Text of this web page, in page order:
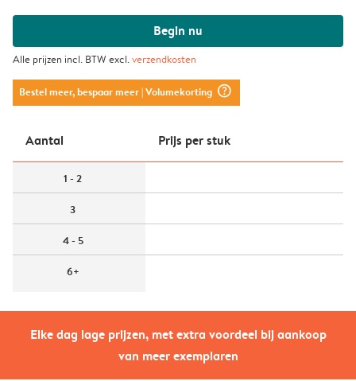
Elke dag lage prijzen, met extra voordeel bij aankoop
van meer exemplaren
Begin nu
Alle prijzen incl. BTW excl.verzendkosten
Bestel meer, bespaar meer| Volumekorting question_mark_circle
Aantal Prijs per stuk
1 - 2
3
4 - 5
6+